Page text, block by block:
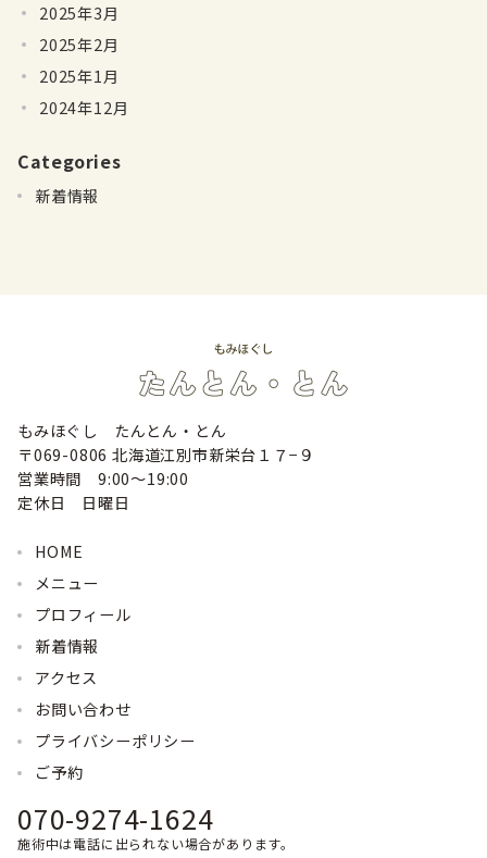
2025年3月
2025年2月
2025年1月
2024年12月
Categories
新着情報
もみほぐし たんとん・とん
〒069-0806 北海道江別市新栄台１７−９
営業時間 9:00〜19:00
定休日 日曜日
HOME
メニュー
プロフィール
新着情報
アクセス
お問い合わせ
プライバシーポリシー
ご予約
070-9274-1624
施術中は電話に出られない場合があります。